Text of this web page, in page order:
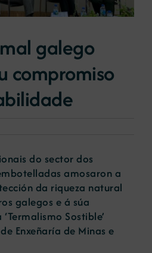
galego
compromiso
do sector dos
amosaron a
da riqueza natural
galegos e á súa
Sostible’
Enxeñaría de Minas e